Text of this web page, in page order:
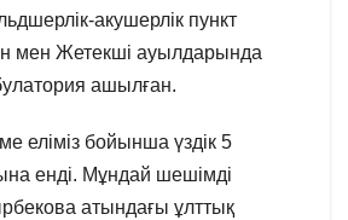
акушерлік пункт
мен Жетекші ауылдарында
ашылған.
еліміз бойынша үздік 5
енді. Мұндай шешімді
атындағы ұлттық